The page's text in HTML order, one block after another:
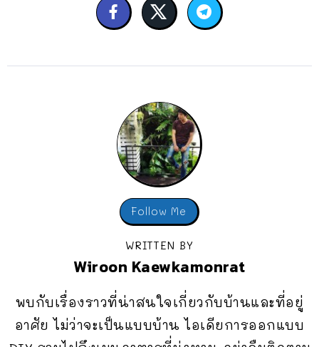
Follow Me
WRITTEN BY
Wiroon Kaewkamonrat
พบกับเรื่องราวที่น่าสนใจเกี่ยวกับบ้านและที่อยู่
อาศัย ไม่ว่าจะเป็นแบบบ้าน ไอเดียการออกแบบ